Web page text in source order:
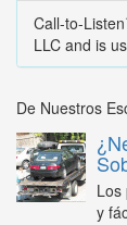
Call-to-
LLC and is
De Nuestros
Los
y